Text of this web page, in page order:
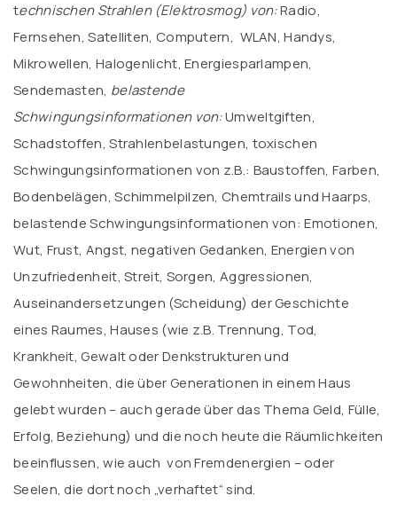
technischen Strahlen (Elektrosmog) von:Radio,
Fernsehen, Satelliten, Computern, WLAN, Handys,
Mikrowellen, Halogenlicht, Energiesparlampen,
Sendemasten, belastende
Schwingungsinformationen von:Umweltgiften,
Schadstoffen, Strahlenbelastungen, toxischen
Schwingungsinformationen von z.B.: Baustoffen, Farben,
Bodenbelägen, Schimmelpilzen, Chemtrails und Haarps,
belastende Schwingungsinformationen von: Emotionen,
Wut, Frust, Angst, negativen Gedanken, Energien von
Unzufriedenheit, Streit, Sorgen, Aggressionen,
Auseinandersetzungen (Scheidung) der Geschichte
eines Raumes, Hauses (wie z.B. Trennung, Tod,
Krankheit, Gewalt oder Denkstrukturen und
Gewohnheiten, die über Generationen in einem Haus
gelebt wurden – auch gerade über das Thema Geld, Fülle,
Erfolg, Beziehung) und die noch heute die Räumlichkeiten
beeinflussen, wie auch von Fremdenergien – oder
Seelen, die dort noch „verhaftet“ sind.